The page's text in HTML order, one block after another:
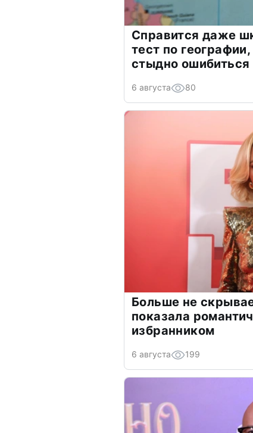
Справится даже
тест по
стыдно ошибиться
6 августа 80
Больше не
показала
избранником
6 августа 199